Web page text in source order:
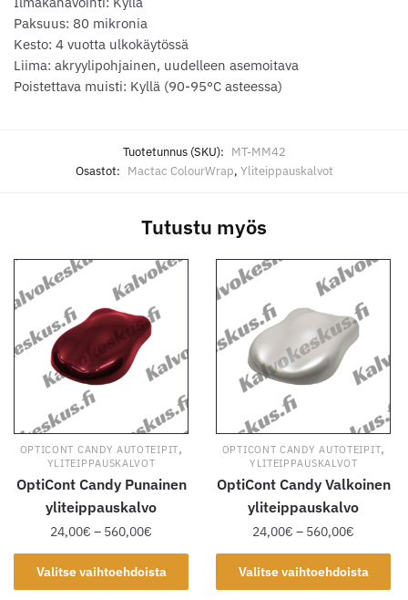
Paksuus: 80 mikronia
Kesto: 4 vuotta ulkokäytössä
Liima: akryylipohjainen, uudelleen asemoitava
Poistettava muisti: Kyllä (90-95°C asteessa)
Tuotetunnus (SKU): MT-MM42
Osastot: Mactac ColourWrap, Yliteippauskalvot
Tutustu myös
OPTICONT CANDY AUTOTEIPIT,
YLITEIPPAUSKALVOT
OptiCont Candy Punainen
yliteippauskalvo
24,00€ – 560,00€
24,00€
-
560,00€
Valitse vaihtoehdoista
Tällä
tuotteella
OPTICONT CANDY AUTOTEIPIT,
YLITEIPPAUSKALVOT
OptiCont Candy Valkoinen
yliteippauskalvo
24,00€ – 560,00€
24,00€
-
560,00€
Valitse vaihtoehdoista
Tällä
tuotteella